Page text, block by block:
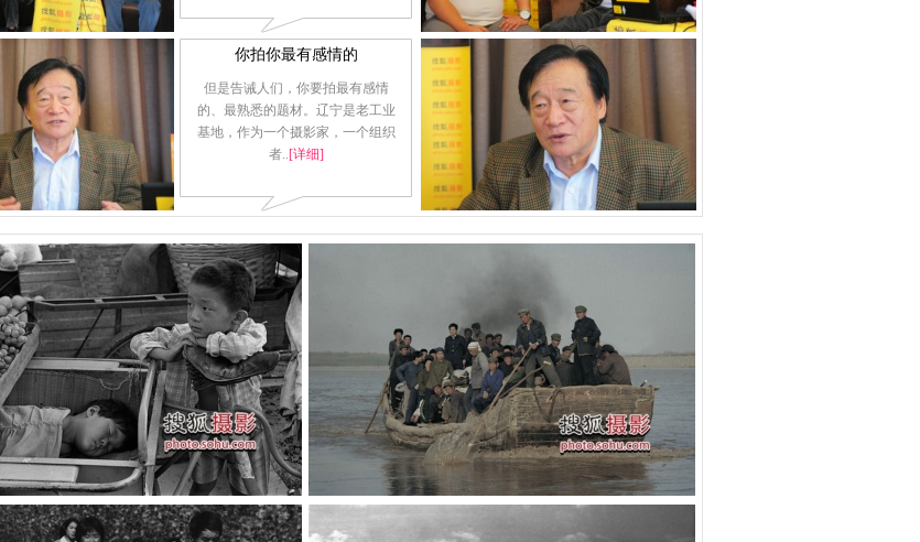
你拍你最有感情的
但是告诫人们，你要拍最有感情
的、最熟悉的题材。辽宁是老工业
基地，作为一个摄影家，一个组织
者..[详细]